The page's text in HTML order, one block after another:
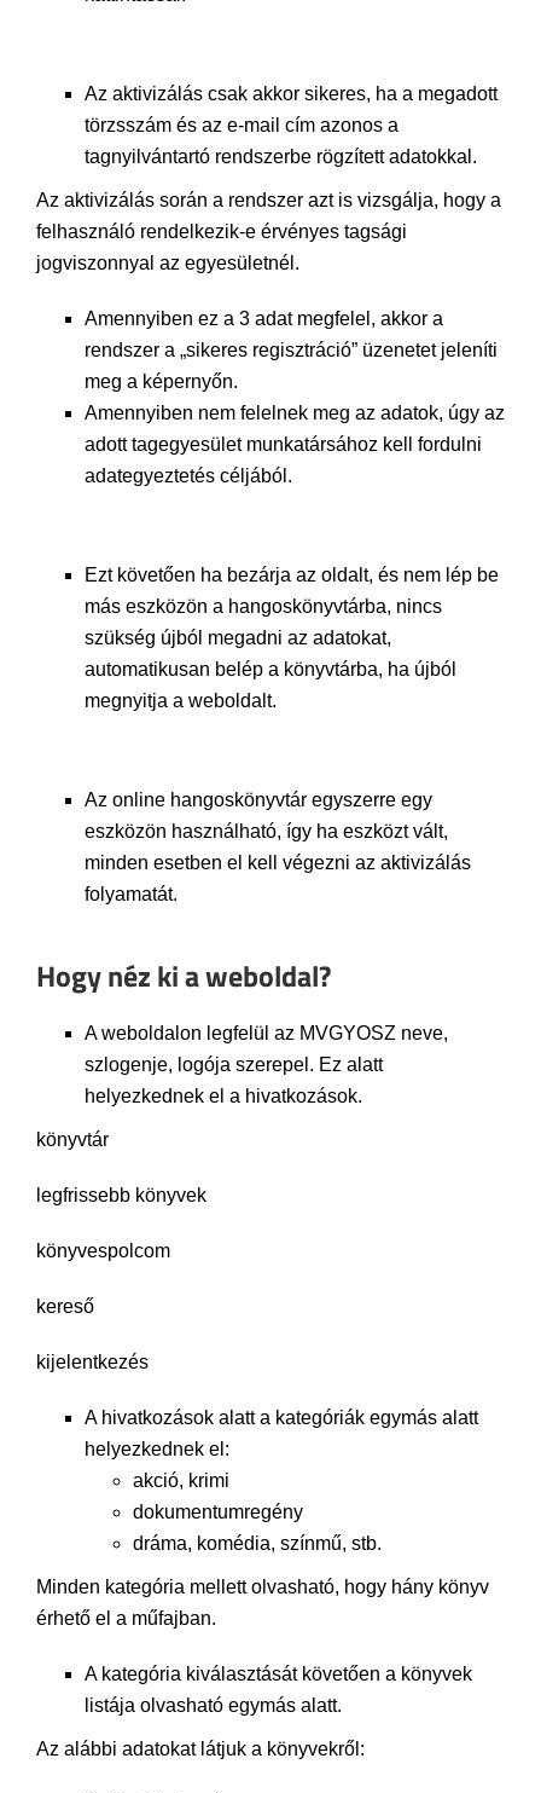
Az aktivizálás csak akkor sikeres, ha a megadott
törzsszám és az e-mail cím azonos a
tagnyilvántartó rendszerbe rögzített adatokkal.
Az aktivizálás során a rendszer azt is vizsgálja, hogy a
felhasználó rendelkezik-e érvényes tagsági
jogviszonnyal az egyesületnél.
Amennyiben ez a 3 adat megfelel, akkor a
rendszer a „sikeres regisztráció” üzenetet jeleníti
meg a képernyőn.
Amennyiben nem felelnek meg az adatok, úgy az
adott tagegyesület munkatársához kell fordulni
adategyeztetés céljából.
Ezt követően ha bezárja az oldalt, és nem lép be
más eszközön a hangoskönyvtárba, nincs
szükség újból megadni az adatokat,
automatikusan belép a könyvtárba, ha újból
megnyitja a weboldalt.
Az online hangoskönyvtár egyszerre egy
eszközön használható, így ha eszközt vált,
minden esetben el kell végezni az aktivizálás
folyamatát.
Hogy néz ki a weboldal?
A weboldalon legfelül az MVGYOSZ neve,
szlogenje, logója szerepel. Ez alatt
helyezkednek el a hivatkozások.
könyvtár
legfrissebb könyvek
könyvespolcom
kereső
kijelentkezés
A hivatkozások alatt a kategóriák egymás alatt
helyezkednek el:
akció, krimi
dokumentumregény
dráma, komédia, színmű, stb.
Minden kategória mellett olvasható, hogy hány könyv
érhető el a műfajban.
A kategória kiválasztását követően a könyvek
listája olvasható egymás alatt.
Az alábbi adatokat látjuk a könyvekről: